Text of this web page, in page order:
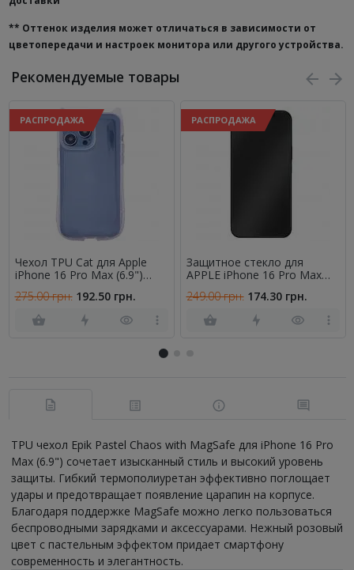
** Оттенок изделия может отличаться в зависимости от
цветопередачи и настроек монитора или другого устройства.
Рекомендуемые товары
РАСПРОДАЖА
Чехол TPU Cat для Apple
iPhone 16 Pro Max (6.9")
275.00 грн. 192.50 грн.
РАСПРОДАЖА
Защитное стекло для
APPLE iPhone 16 Pro Max
матовое черное)
249.00 грн. 174.30 грн.
TPU чехол Epik Pastel Chaos with MagSafe для iPhone 16 Pro
Max (6.9") сочетает изысканный стиль и высокий уровень
защиты. Гибкий термополиуретан эффективно поглощает
удары и предотвращает появление царапин на корпусе.
Благодаря поддержке MagSafe можно легко пользоваться
беспроводными зарядками и аксессуарами. Нежный розовый
цвет с пастельным эффектом придает смартфону
современность и элегантность.